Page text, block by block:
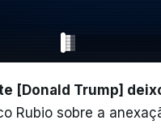
[Donald Trump]
Rubio sobre a